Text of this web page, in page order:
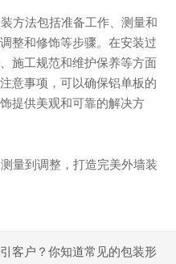
方法包括准备工作、测量和
整和修饰等步骤。在安装过
施工规范和维护保养等方面
意事项，可以确保铝单板的
提供美观和可靠的解决方
量到调整，打造完美外墙装
客户？你知道常见的包装形